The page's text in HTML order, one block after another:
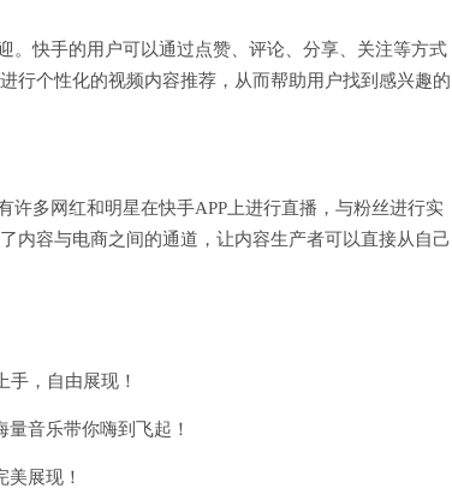
。快手的用户可以通过点赞、评论、分享、关注等方式
行个性化的视频内容推荐，从而帮助用户找到感兴趣的
许多网红和明星在快手APP上进行直播，与粉丝进行实
内容与电商之间的通道，让内容生产者可以直接从自己
，自由展现！
音乐带你嗨到飞起！
展现！